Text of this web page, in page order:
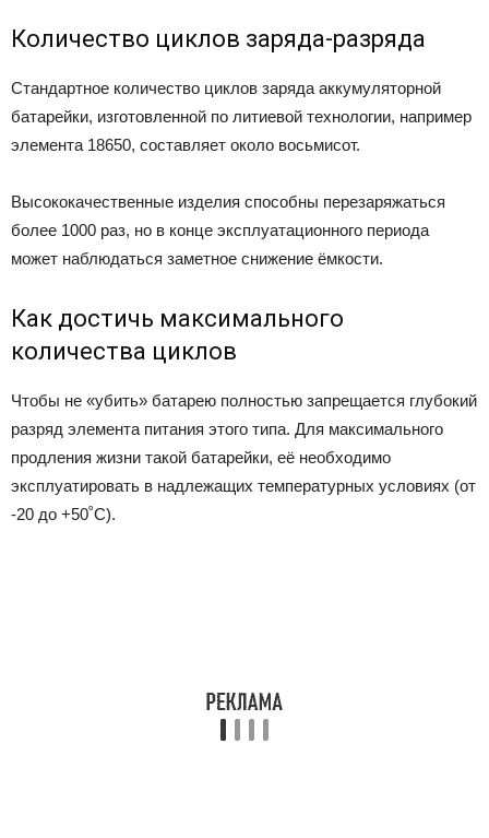
Количество циклов заряда-разряда
Стандартное количество циклов заряда аккумуляторной
батарейки, изготовленной по литиевой технологии, например
элемента 18650, составляет около восьмисот.
Высококачественные изделия способны перезаряжаться
более 1000 раз, но в конце эксплуатационного периода
может наблюдаться заметное снижение ёмкости.
Как достичь максимального
количества циклов
Чтобы не «убить» батарею полностью запрещается глубокий
разряд элемента питания этого типа. Для максимального
продления жизни такой батарейки, её необходимо
эксплуатировать в надлежащих температурных условиях (от
-20 до +50˚С).